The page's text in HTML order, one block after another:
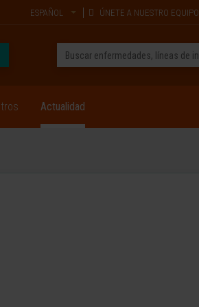
ESPAÑOL ÚNETE A NUESTRO EQUIPO
Actualidad